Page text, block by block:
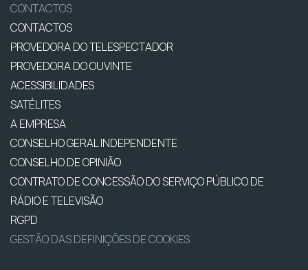
CONTACTOS
CONTACTOS
PROVEDORA DO TELESPECTADOR
PROVEDORA DO OUVINTE
ACESSIBILIDADES
SATÉLITES
A EMPRESA
CONSELHO GERAL INDEPENDENTE
CONSELHO DE OPINIÃO
CONTRATO DE CONCESSÃO DO SERVIÇO PÚBLICO DE
RÁDIO E TELEVISÃO
RGPD
GESTÃO DAS DEFINIÇÕES DE COOKIES